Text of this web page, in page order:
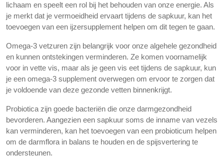
lichaam en speelt een rol bij het behouden van onze energie. Als
je merkt dat je vermoeidheid ervaart tijdens de sapkuur, kan het
toevoegen van een ijzersupplement helpen om dit tegen te gaan.
Omega-3 vetzuren zijn belangrijk voor onze algehele gezondheid
en kunnen ontstekingen verminderen. Ze komen voornamelijk
voor in vette vis, maar als je geen vis eet tijdens de sapkuur, kun
je een omega-3 supplement overwegen om ervoor te zorgen dat
je voldoende van deze gezonde vetten binnenkrijgt.
Probiotica zijn goede bacteriën die onze darmgezondheid
bevorderen. Aangezien een sapkuur soms de inname van vezels
kan verminderen, kan het toevoegen van een probioticum helpen
om de darmflora in balans te houden en de spijsvertering te
ondersteunen.